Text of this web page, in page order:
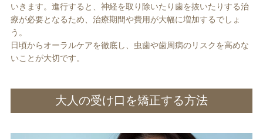
いきます。進行すると、神経を取り除いたり歯を抜いたりする治
療が必要となるため、治療期間や費用が大幅に増加するでしょ
う。
日頃からオーラルケアを徹底し、虫歯や歯周病のリスクを高めな
いことが大切です。
大人の受け口を矯正する方法